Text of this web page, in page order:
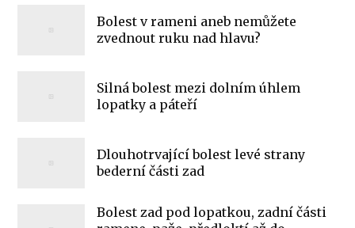
Bolest v rameni aneb nemůžete
zvednout ruku nad hlavu?
Silná bolest mezi dolním úhlem
lopatky a páteří
Dlouhotrvající bolest levé strany
bederní části zad
Bolest zad pod lopatkou, zadní části